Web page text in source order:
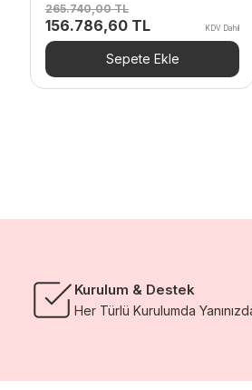
265.740,00TL
Orijinal
fiyat:
265.740,00 TL.
156.786,60 TL
andaki
fiyat:
156.786,60 TL.
KDV Dahil
Sepete Ekle
Kurulum & Destek
Her Türlü Kurulumda